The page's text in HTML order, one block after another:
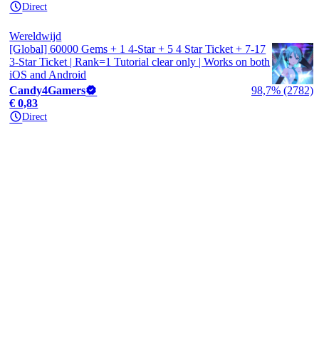
Direct
Wereldwijd
[Global] 60000 Gems + 1 4-Star + 5 4 Star Ticket + 7-17
3-Star Ticket | Rank=1 Tutorial clear only | Works on both
iOS and Android
Candy4Gamers
98,7% (2782)
€ 0,83
Direct